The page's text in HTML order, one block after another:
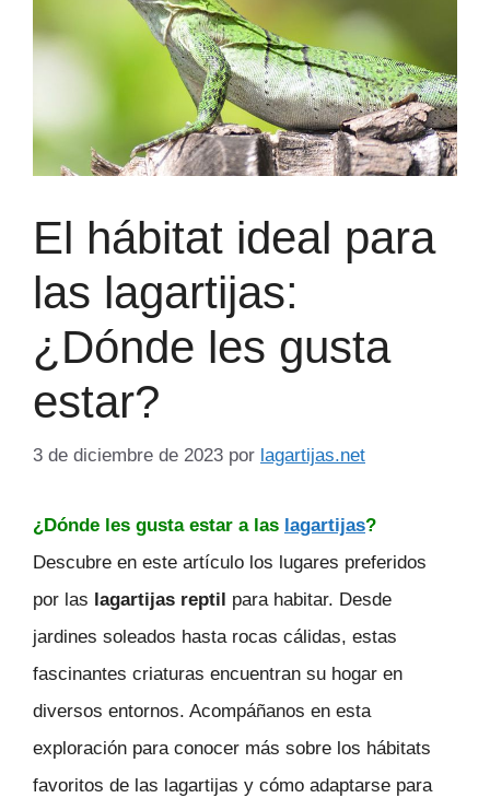
El hábitat ideal para
las lagartijas:
¿Dónde les gusta
estar?
3 de diciembre de 2023 por lagartijas.net
¿Dónde les gusta estar a las lagartijas?
Descubre en este artículo los lugares preferidos
por las lagartijas reptil para habitar. Desde
jardines soleados hasta rocas cálidas, estas
fascinantes criaturas encuentran su hogar en
diversos entornos. Acompáñanos en esta
exploración para conocer más sobre los hábitats
favoritos de las lagartijas y cómo adaptarse para